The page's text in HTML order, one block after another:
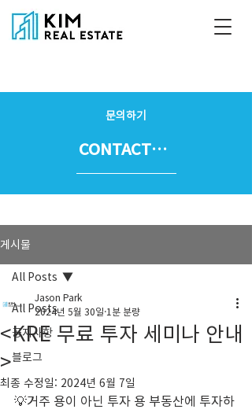
문의하기
CONTACT US
게시물
All Posts
공지사항
블로그
All Posts
<KRE 무료 투자 세미나 안내
>
Jason Park
2024년 5월 30일 1분 분량
최종 수정일: 2024년 6월 7일
💡거주 용이 아닌 투자 용 부동산에 투자하